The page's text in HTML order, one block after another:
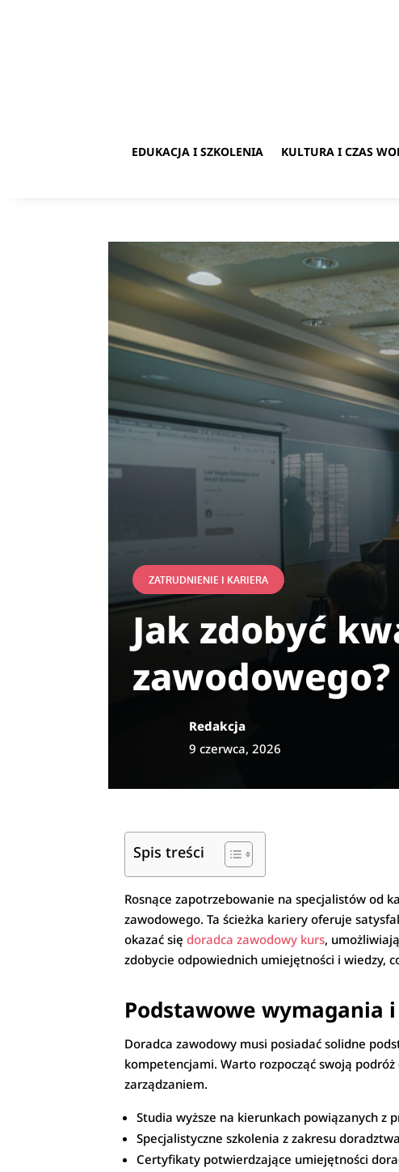
EDUKACJA I SZKOLENIA KULTURA I CZAS
ZATRUDNIENIE I KARIERA
Jak zdobyć
zawodowego?
Redakcja
9 czerwca, 2026
Spis treści
Rosnące zapotrzebowanie na specjalistów od
zawodowego. Ta ścieżka kariery oferuje
okazać siędoradca zawodowy kurs,
zdobycie odpowiednich umiejętności i wiedzy,
Podstawowe wymagania
Doradca zawodowy musi posiadać solidne
kompetencjami. Warto rozpocząć swoją
zarządzaniem.
Studia wyższe na kierunkach powiązanych z
Specjalistyczne szkolenia z zakresu
Certyfikaty potwierdzające umiejętności